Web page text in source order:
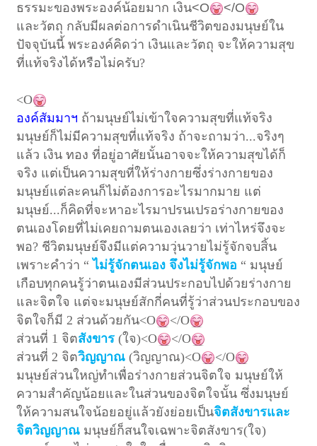
ธรรมะของพระองค์น้อยมาก เงิน<O
</O
และวัตถุ กลับมีผลต่อการดำเนินชีวิตของมนุษย์ใน
ปัจจุบันนี้ พระองค์คิดว่า เงินและวัตถุ จะให้ความสุข
ที่แท้จริงได้หรือไม่ครับ?
<O
องค์สัมมาฯ ถ้ามนุษย์ไม่เข้าใจความสุขที่แท้จริง
มนุษย์ก็ไม่มีความสุขที่แท้จริง ถ้าจะถามว่า...จริงๆ
แล้ว เงิน ทอง ที่อยู่อาศัยนั้นอาจจะให้ความสุขได้ก็
จริง แต่เป็นความสุขที่ให้ร่างกายซึ่งร่างกายของ
มนุษย์แต่ละคนก็ไม่ต้องการอะไรมากมาย แต่
มนุษย์...ก็คิดที่จะหาอะไรมาปรนเปรอร่างกายของ
ตนเองโดยที่ไม่เคยถามตนเองเลยว่า เท่าไหร่จึงจะ
พอ? ชีวิตมนุษย์จึงมีแต่ความวุ่นวายไม่รู้จักจบสิ้น
เพราะคำว่า “ไม่รู้จักตนเอง จึงไม่รู้จักพอ “ มนุษย์
เกือบทุกคนรู้ว่าตนเองมีส่วนประกอบไปด้วยร่างกาย
และจิตใจ แต่จะมนุษย์สักกี่คนที่รู้ว่าส่วนประกอบของ
จิตใจก็มี 2 ส่วนด้วยกัน<O
</O
ส่วนที่ 1 จิตสังขาร (ใจ)<O
</O
ส่วนที่ 2 จิตวิญญาณ (วิญญาณ)<O
</O
มนุษย์ส่วนใหญ่ทำเพื่อร่างกายส่วนจิตใจ มนุษย์ให้
ความสำคัญน้อยและในส่วนของจิตใจนั้น ซึ่งมนุษย์
ให้ความสนใจน้อยอยู่แล้วยังย่อยเป็นจิตสังขารและ
จิตวิญญาณ มนุษย์ก็สนใจเฉพาะจิตสังขาร(ใจ)